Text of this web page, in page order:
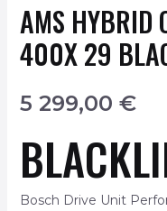
AMS HYBRID
400X 29
5 299,00 €
Bosch Drive Unit
de
AMS
Hybrid
C:68X
400X
29
blackline